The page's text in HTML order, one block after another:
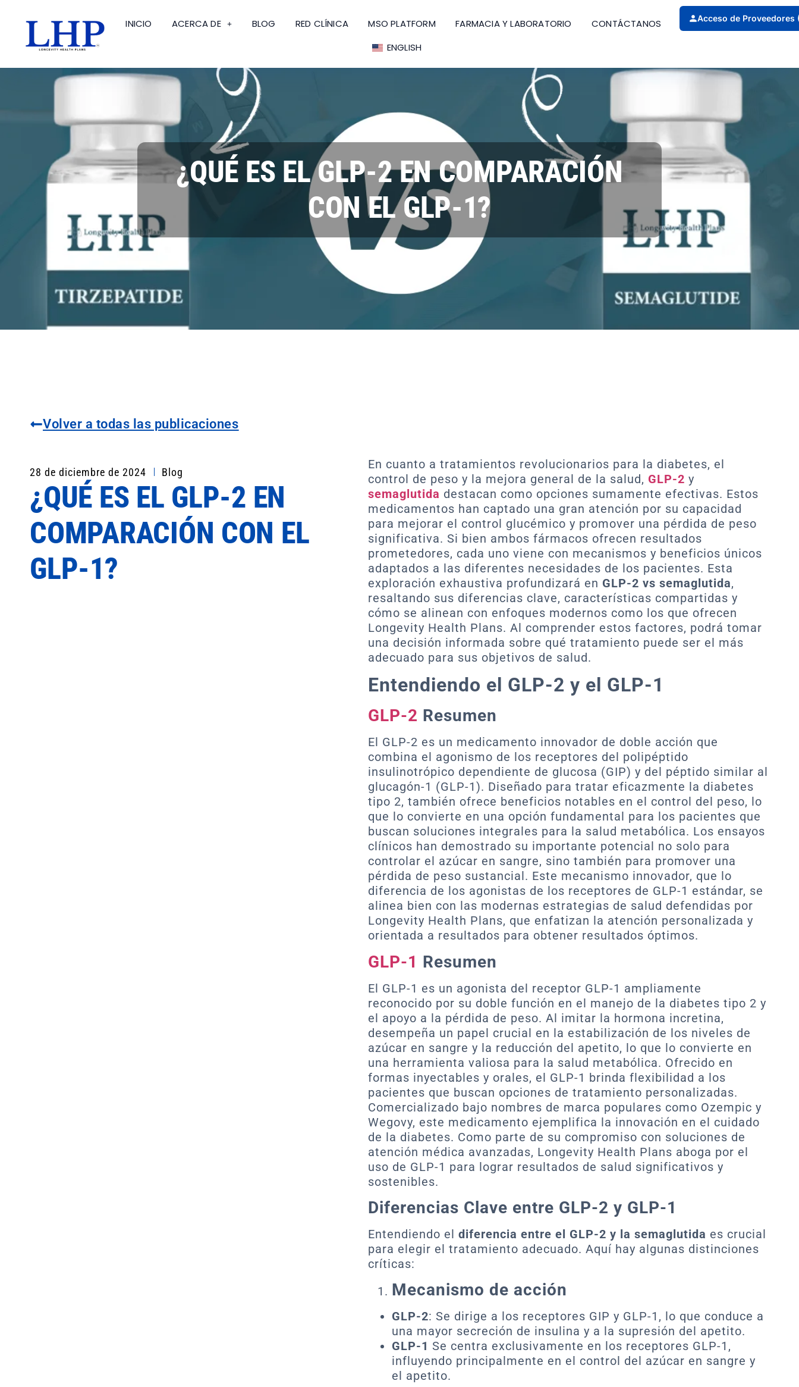
INICIO ACERCA DE BLOG RED CLÍNICA MSO PLATFORM FARMACIA Y LABORATORIO
CONTÁCTANOS
ENGLISH
Acceso de Proveedores
¿QUÉ ES EL GLP-2 EN COMPARACIÓN
CON EL GLP-1?
Volver a todas las publicaciones
28 de diciembre de 2024 Blog
¿QUÉ ES EL GLP-2 EN
COMPARACIÓN CON EL
GLP-1?
En cuanto a tratamientos revolucionarios para la diabetes, el
control de peso y la mejora general de la salud, GLP-2 y
semaglutida destacan como opciones sumamente efectivas. Estos
medicamentos han captado una gran atención por su capacidad
para mejorar el control glucémico y promover una pérdida de peso
significativa. Si bien ambos fármacos ofrecen resultados
prometedores, cada uno viene con mecanismos y beneficios únicos
adaptados a las diferentes necesidades de los pacientes. Esta
exploración exhaustiva profundizará en GLP-2 vs semaglutida,
resaltando sus diferencias clave, características compartidas y
cómo se alinean con enfoques modernos como los que ofrecen
Longevity Health Plans. Al comprender estos factores, podrá tomar
una decisión informada sobre qué tratamiento puede ser el más
adecuado para sus objetivos de salud.
Entendiendo el GLP-2 y el GLP-1
GLP-2 Resumen
El GLP-2 es un medicamento innovador de doble acción que
combina el agonismo de los receptores del polipéptido
insulinotrópico dependiente de glucosa (GIP) y del péptido similar al
glucagón-1 (GLP-1). Diseñado para tratar eficazmente la diabetes
tipo 2, también ofrece beneficios notables en el control del peso, lo
que lo convierte en una opción fundamental para los pacientes que
buscan soluciones integrales para la salud metabólica. Los ensayos
clínicos han demostrado su importante potencial no solo para
controlar el azúcar en sangre, sino también para promover una
pérdida de peso sustancial. Este mecanismo innovador, que lo
diferencia de los agonistas de los receptores de GLP-1 estándar, se
alinea bien con las modernas estrategias de salud defendidas por
Longevity Health Plans, que enfatizan la atención personalizada y
orientada a resultados para obtener resultados óptimos.
GLP-1 Resumen
El GLP-1 es un agonista del receptor GLP-1 ampliamente
reconocido por su doble función en el manejo de la diabetes tipo 2 y
el apoyo a la pérdida de peso. Al imitar la hormona incretina,
desempeña un papel crucial en la estabilización de los niveles de
azúcar en sangre y la reducción del apetito, lo que lo convierte en
una herramienta valiosa para la salud metabólica. Ofrecido en
formas inyectables y orales, el GLP-1 brinda flexibilidad a los
pacientes que buscan opciones de tratamiento personalizadas.
Comercializado bajo nombres de marca populares como Ozempic y
Wegovy, este medicamento ejemplifica la innovación en el cuidado
de la diabetes. Como parte de su compromiso con soluciones de
atención médica avanzadas, Longevity Health Plans aboga por el
uso de GLP-1 para lograr resultados de salud significativos y
sostenibles.
Diferencias Clave entre GLP-2 y GLP-1
Entendiendo el diferencia entre el GLP-2 y la semaglutida es crucial
para elegir el tratamiento adecuado. Aquí hay algunas distinciones
críticas:
Mecanismo de acción
GLP-2: Se dirige a los receptores GIP y GLP-1, lo que conduce a
una mayor secreción de insulina y a la supresión del apetito.
GLP-1 Se centra exclusivamente en los receptores GLP-1,
influyendo principalmente en el control del azúcar en sangre y
el apetito.